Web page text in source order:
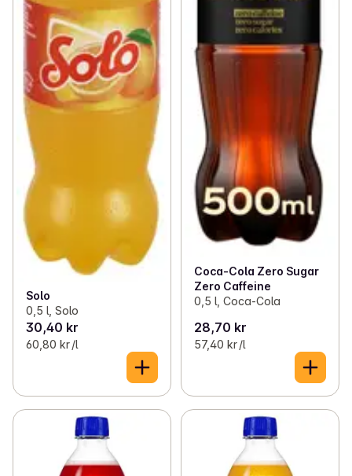
Solo
0,5 l, Solo
30,40 kr
60,80 kr /l
Coca-Cola Zero Sugar
Zero Caffeine
0,5 l, Coca-Cola
28,70 kr
57,40 kr /l